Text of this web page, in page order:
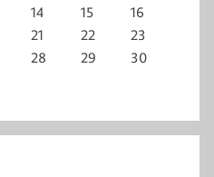
14 15
16
21 22
23
28 29
30